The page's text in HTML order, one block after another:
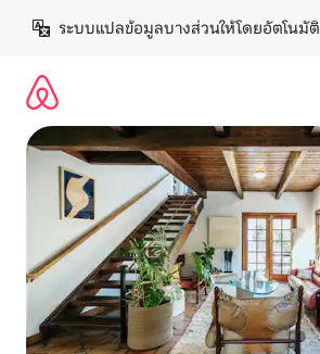
เนื้อหา
ระบบแปลข้อมูลบางส่วนให้โดยอัตโนมัติ